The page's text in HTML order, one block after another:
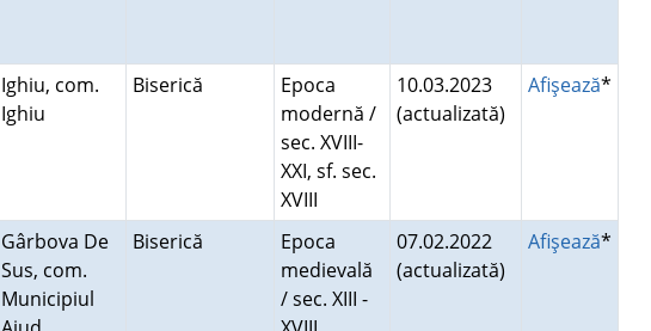
Ighiu, com.
Ighiu
Biserică
Epoca
modernă /
sec. XVIII-
XXI, sf. sec.
XVIII
10.03.2023
(actualizată)
Afişează*
Gârbova De
Sus, com.
Municipiul
Biserică
Epoca
medievală
/ sec. XIII -
07.02.2022
(actualizată)
Afişează*